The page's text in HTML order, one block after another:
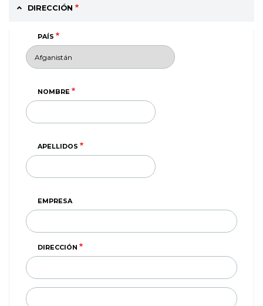
DIRECCIÓN
PAÍS
NOMBRE
APELLIDOS
EMPRESA
DIRECCIÓN